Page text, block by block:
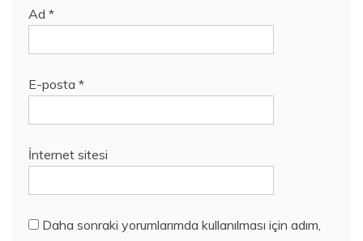
Ad *
E-posta *
İnternet sitesi
Daha sonraki yorumlarımda kullanılması için adım,